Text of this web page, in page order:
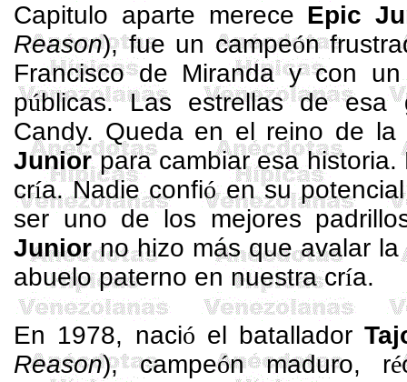
Capitulo aparte merece Epic
Reason), fue un campeón
Francisco de Miranda y con
públicas. Las estrellas de esa
Candy. Queda en el reino de la
Juniorpara cambiar esa historia.
cría. Nadie confióen su potencial
ser uno de los mejores
Juniorno hizo más que avalar la
abuelo paterno en nuestra cría.
En 1978, nació el batallador
Reason), campeón maduro, ré